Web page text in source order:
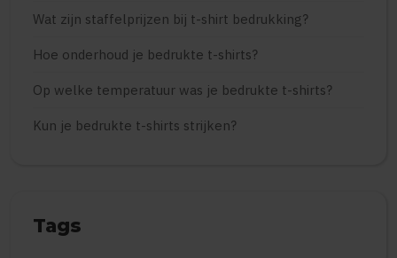
Wat zijn staffelprijzen bij t-shirt bedrukking?
Hoe onderhoud je bedrukte t-shirts?
Op welke temperatuur was je bedrukte t-shirts?
Kun je bedrukte t-shirts strijken?
Tags